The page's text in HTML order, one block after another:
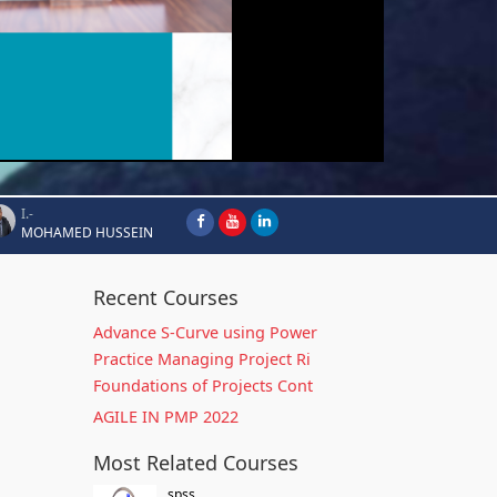
I.-
MOHAMED HUSSEIN
Recent Courses
Advance S-Curve using Power
Practice Managing Project Ri
Foundations of Projects Cont
AGILE IN PMP 2022
Most Related Courses